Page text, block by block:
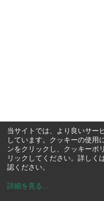
当サイトでは、より良いサー
しています。クッキーの使用
ンをクリックし、クッキーポ
リックしてください。詳しく
認ください。
詳細を見る ...